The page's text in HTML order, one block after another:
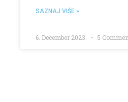
SAZNAJ VIŠE »
6. December 2023. 5